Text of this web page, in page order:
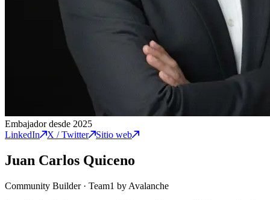
Embajador desde 2025
LinkedIn
X / Twitter Sitio web
Juan Carlos Quiceno
Community Builder· Team1 by Avalanche